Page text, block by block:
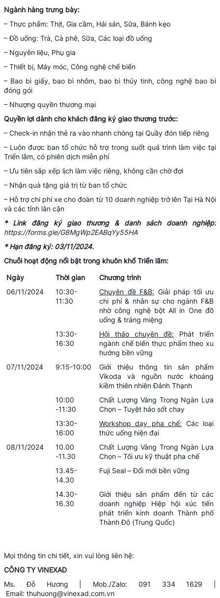
Ngành hàng trưng bày:
– Thực phẩm: Thịt, Gia cầm, Hải sản, Sữa, Bánh kẹo
– Đồ uống: Trà, Cà phê, Sữa, Các loại đồ uống
– Nguyên liệu, Phụ gia
– Thiết bị, Máy móc, Công nghệ chế biến
– Bao bì giấy, bao bì nhôm, bao bì thủy tinh, công nghệ bao bì
đóng gói
– Nhượng quyền thương mại
Quyền lợi dành cho khách đăng ký giao thương trước:
– Check-in nhận thẻ ra vào nhanh chóng tại Quầy đón tiếp riêng
– Luôn được ban tổ chức hỗ trợ trong suốt quá trình làm việc tại
Triển lãm, có phiên dịch miễn phí
– Ưu tiên sắp xếp lịch làm việc riêng, không cần chờ đợi
– Nhận quà tặng giá trị từ ban tổ chức
– Hỗ trợ chi phí xe cho đoàn từ 10 doanh nghiệp trở lên Tại Hà Nội
và các tỉnh lân cận
* Link đăng ký giao thương & danh sách doanh nghiệp:
https://forms.gle/G8MgWp2EABqYy55HA
* Hạn đăng ký: 03/11/2024.
Chuỗi hoạt động nổi bật trong khuôn khổ Triển lãm:
Ngày
Thời gian
Chương trình
06/11/2024
10:30-
11:30
Chuyên đề F&B: Giải pháp tối ưu
chi phí & nhân sự cho ngành F&B
nhờ công nghệ bột All in One đồ
uống & tráng miệng
13:30-
16:30
Hội thảo chuyên đề: Phát triển
ngành chế biến thực phẩm theo xu
hướng bền vững
07/11/2024
9:15-10:00
Giới thiệu thông tin sản phẩm
Vikoda và nguồn nước khoáng
kiềm thiên nhiên Đảnh Thạnh
10:00
-11:30
Chất Lượng Vàng Trong Ngàn Lựa
Chọn – Tuyệt hảo sốt chay
13:30-
16:00
Workshop dạy pha chế: Các loại
thức uống hiện đại
08/11/2024
10.00
-11.30
Chất Lượng Vàng Trong Ngàn Lựa
Chọn – Tối ưu kỹ thuật pha chế
13.45-
14.30
Fuji Seal – Đổi mới bền vững
14.30-
16.30
Giới thiệu sản phẩm đến từ các
doanh nghiệp Hiệp hội xúc tiến
phát triển kinh doanh Thành phố
Thành Đô (Trung Quốc)
Mọi thông tin chi tiết, xin vui lòng liên hệ:
CÔNG TY VINEXAD
Ms. Đỗ Hương | Mob./Zalo: 091 334 1629 |
Email: thuhuong@vinexad.com.vn